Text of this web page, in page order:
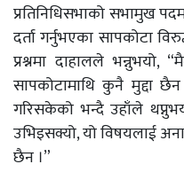
प्रतिनिधिसभाको सभामुख
दर्ता गर्नुभएका सापकोटा
प्रश्नमा दाहालले
सापकोटामाथि कुनै मुद्दा
गरिसकेको भन्दै उहाँले
उभिइसक्यो, यो विषयलाई
छैन ।”